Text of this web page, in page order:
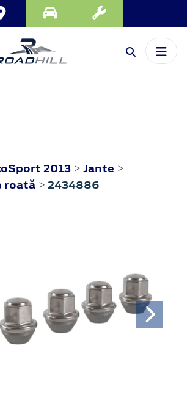
2013 > Jante >
roată > 2434886